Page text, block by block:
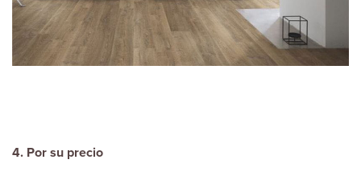
4. Por su precio